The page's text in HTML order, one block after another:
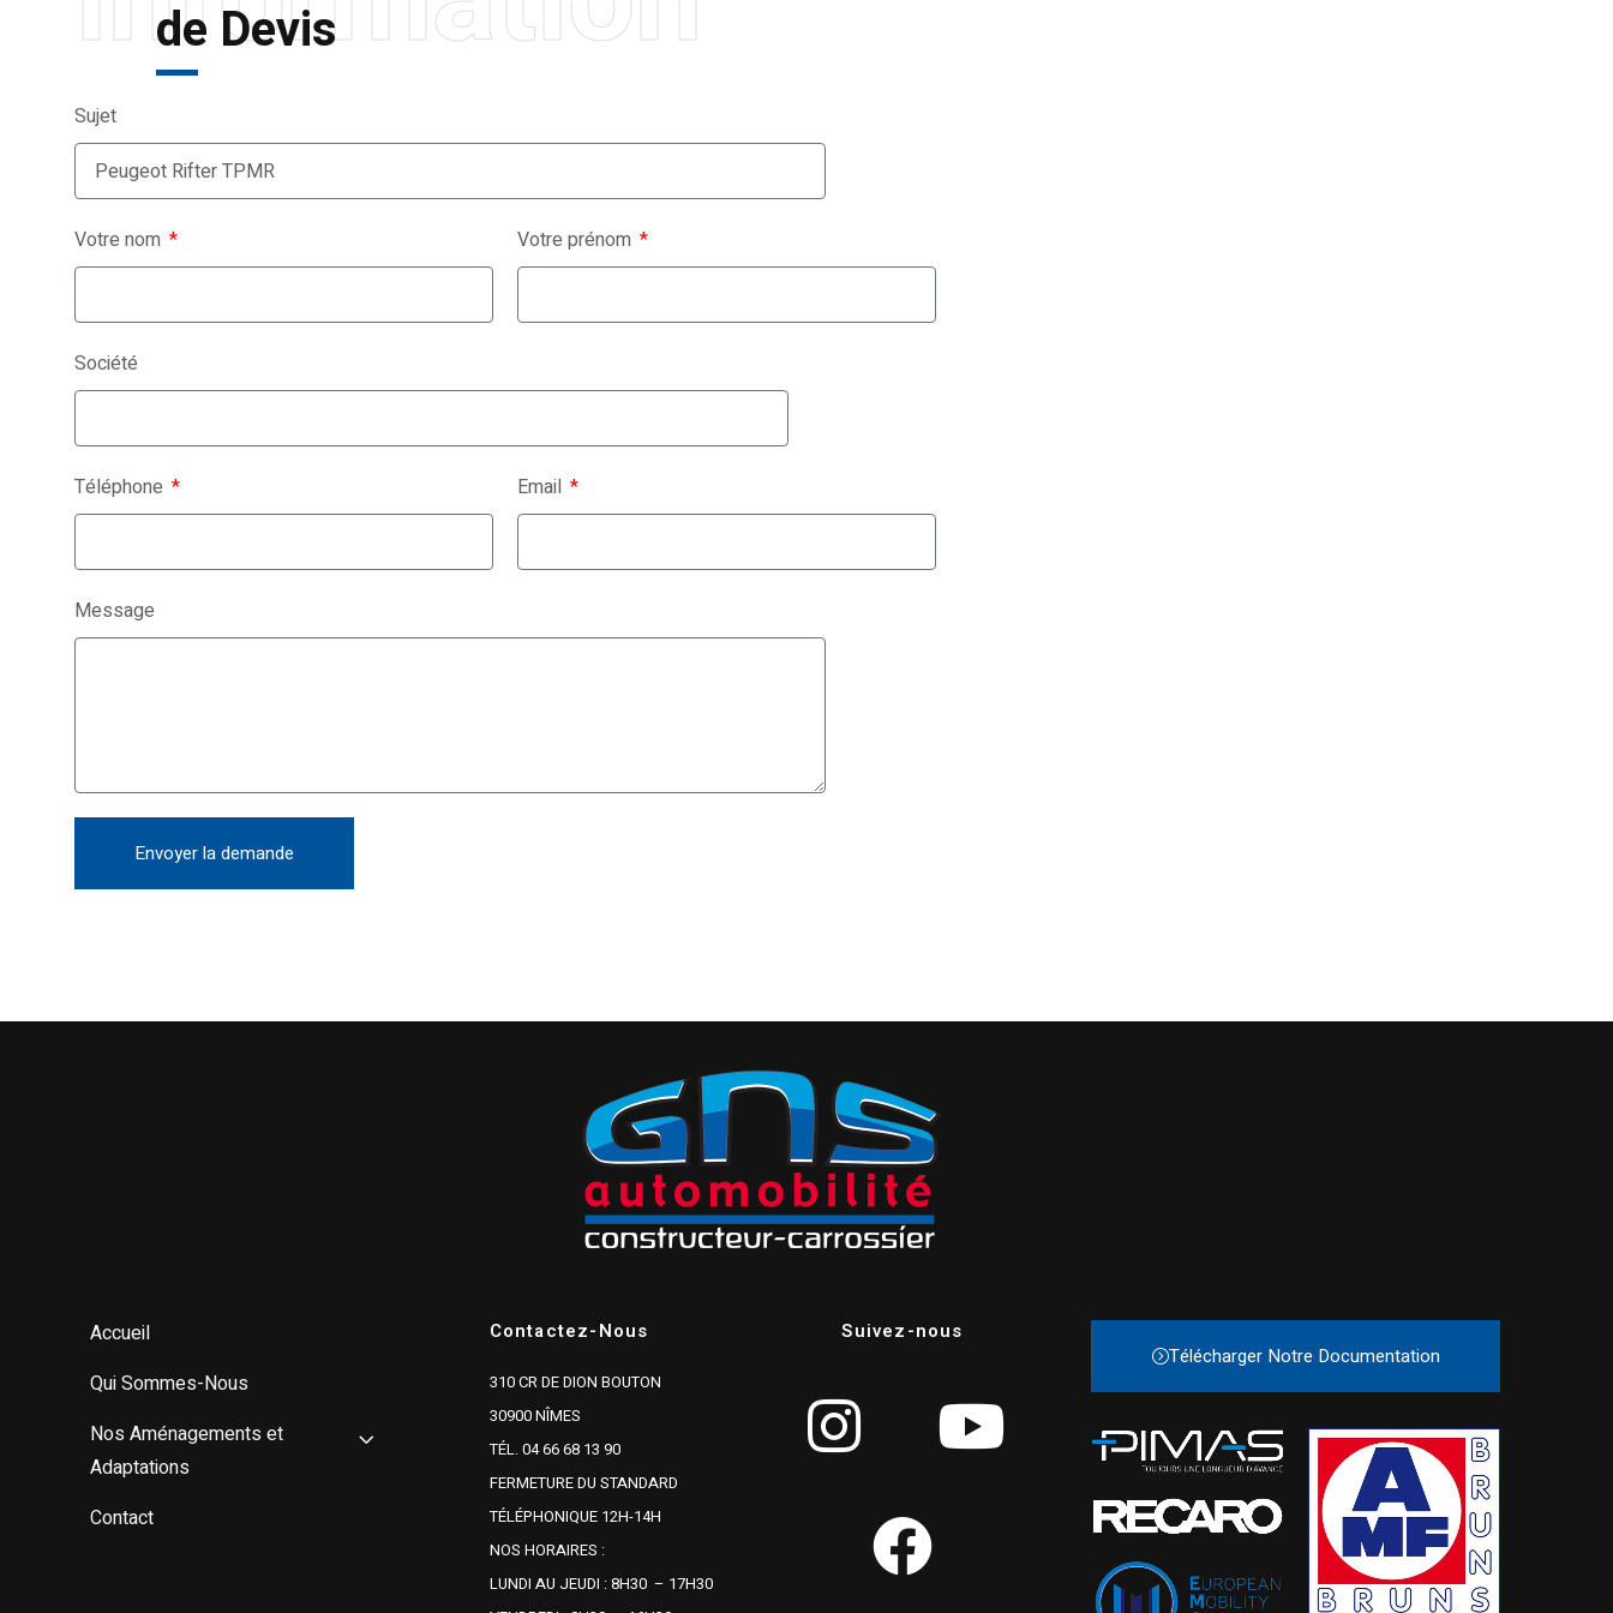
de Devis
Sujet
Votre nom Votre prénom
Société
Téléphone Email
Message
Envoyer la demande
Accueil
Qui Sommes-Nous
Nos Aménagements et
Adaptations
Contact
Contactez-Nous
310 CR DE DION BOUTON
30900 NÎMES
TÉL. 04 66 68 13 90
FERMETURE DU STANDARD
TÉLÉPHONIQUE 12H-14H
NOS HORAIRES :
LUNDI AU JEUDI : 8H30 – 17H30
Suivez-nous
Télécharger Notre Documentation